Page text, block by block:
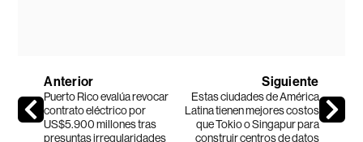
Anterior
Puerto Rico evalúa revocar
contrato eléctrico por
US$5.900 millones tras
presuntas irregularidades
Siguiente
Estas ciudades de América
Latina tienen mejores costos
que Tokio o Singapur para
construir centros de datos